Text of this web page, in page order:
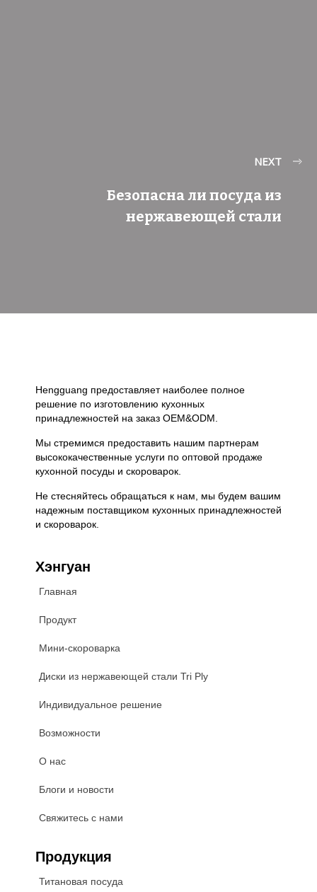
NEXT
Безопасна ли посуда из
нержавеющей стали
Hengguang предоставляет наиболее полное
решение по изготовлению кухонных
принадлежностей на заказ OEM&ODM.
Мы стремимся предоставить нашим партнерам
высококачественные услуги по оптовой продаже
кухонной посуды и скороварок.
Не стесняйтесь обращаться к нам, мы будем вашим
надежным поставщиком кухонных принадлежностей
и скороварок.
Хэнгуан
Главная
Продукт
Мини-скороварка
Диски из нержавеющей стали Tri Ply
Индивидуальное решение
Возможности
О нас
Блоги и новости
Свяжитесь с нами
Продукция
Титановая посуда